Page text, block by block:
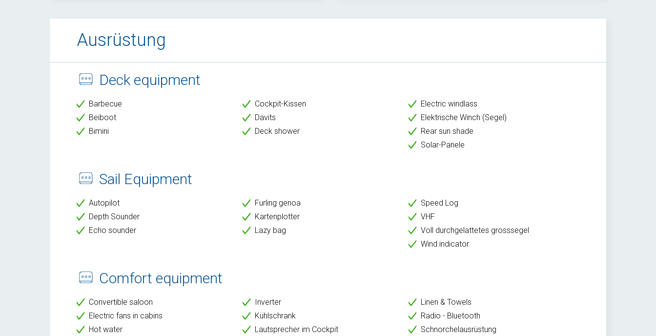
Ausrüstung
Deck equipment
Barbecue
Beiboot
Bimini
Cockpit-Kissen
Davits
Deck shower
Electric windlass
Elektrische Winch (Segel)
Rear sun shade
Solar-Panele
Sail Equipment
Autopilot
Depth Sounder
Echo sounder
Furling genoa
Kartenplotter
Lazy bag
Speed Log
VHF
Voll durchgelattetes grosssegel
Wind indicator
Comfort equipment
Convertible saloon
Electric fans in cabins
Hot water
Inverter
Kühlschrank
Lautsprecher im Cockpit
Linen & Towels
Radio - Bluetooth
Schnorchelausrüstung